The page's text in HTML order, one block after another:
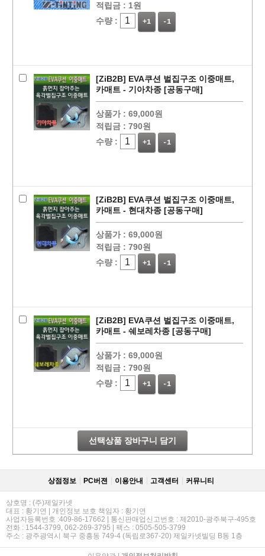
페이코 라이
구매
적립금 : 1원
수량 :
+1 -1
[ZiB2B] EVA쿠션 벌집구조 이중매트,
카매트 - 기아차종 [공동구매]
상품가 : 69,000원
적립금 : 790원
수량 :
+1 -1
[ZiB2B] EVA쿠션 벌집구조 이중매트,
카매트 - 현대차종 [공동구매]
상품가 : 69,000원
적립금 : 790원
수량 :
+1 -1
[ZiB2B] EVA쿠션 벌집구조 이중매트,
카매트 - 쉐보레차종 [공동구매]
상품가 : 69,000원
적립금 : 790원
수량 :
+1 -1
선택상품 장바구니 담기
상점정보 PC버젼 이용안내 고객센터 커뮤니티
상호명 : (주)제일카넷
대표 : 황기연 | 개인정보 보호 책임자 : 황기연
사업자등록번호 :409-86-17662 | 통신판매업신고번호 : 제2010-광주북구-495호
전화 : 1544-3799, 062-269-3795 | 팩스 : 0505-505-3799
주소 : 광주광역시 북구 중흥동 749-4 (독립로367-20) 제일카넷빌딩 B동 1층